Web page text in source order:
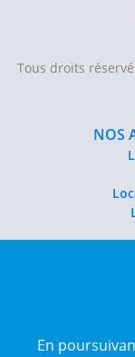
En
Tous droits
NOS